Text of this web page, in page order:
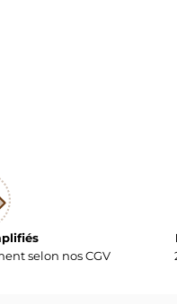
selon nos CGV